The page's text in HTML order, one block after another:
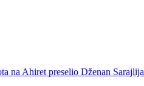
na Ahiret preselio Dženan Sarajlija